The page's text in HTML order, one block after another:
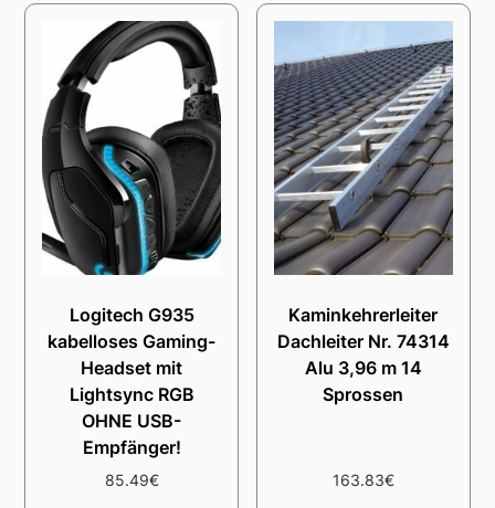
Logitech G935
kabelloses Gaming-
Headset mit
Lightsync RGB
OHNE USB-
Empfänger!
85.49€
Kaminkehrerleiter
Dachleiter Nr. 74314
Alu 3,96 m 14
Sprossen
163.83€